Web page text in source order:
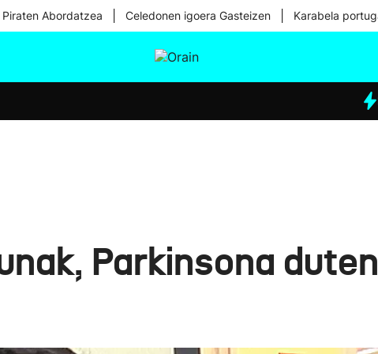
Abordatzea Celedonen igoera Gasteizen Karabela
Eguraldia
Parkinsona